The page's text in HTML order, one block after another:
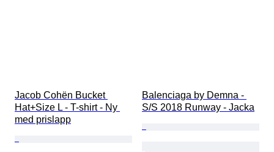
Jacob Cohën Bucket
Hat+Size L - T-shirt - Ny
med prislapp
Balenciaga by Demna -
S/S 2018 Runway - Jacka